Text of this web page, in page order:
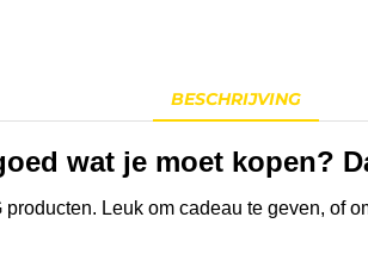
BESCHRIJVING
wat je moet kopen?
Leuk om cadeau te geven, of